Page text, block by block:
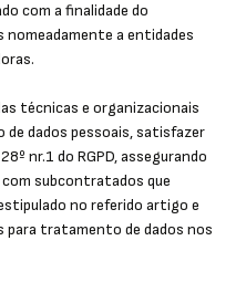
com a finalidade do
nomeadamente a entidades
técnicas e organizacionais
dados pessoais, satisfazer
nr.1 do RGPD, assegurando
subcontratados que
no referido artigo e
tratamento de dados nos